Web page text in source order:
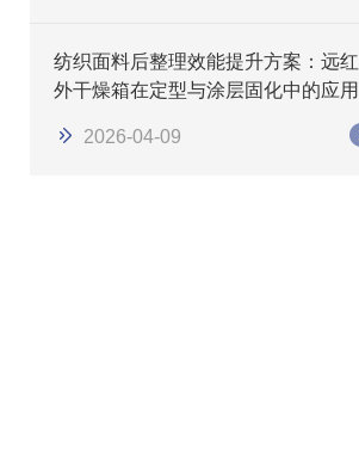
纺织面料后整理效能提升方案：远红
外干燥箱在定型与涂层固化中的应用
2026-04-09